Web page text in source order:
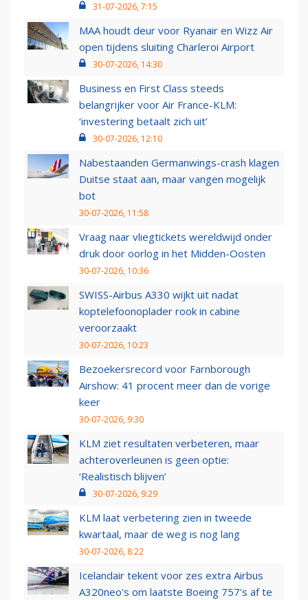
31-07-2026, 7:15
MAA houdt deur voor Ryanair en Wizz Air
open tijdens sluiting Charleroi Airport
30-07-2026, 14:30
Business en First Class steeds
belangrijker voor Air France-KLM:
‘investering betaalt zich uit’
30-07-2026, 12:10
Nabestaanden Germanwings-crash klagen
Duitse staat aan, maar vangen mogelijk
bot
30-07-2026, 11:58
Vraag naar vliegtickets wereldwijd onder
druk door oorlog in het Midden-Oosten
30-07-2026, 10:36
SWISS-Airbus A330 wijkt uit nadat
koptelefoonoplader rook in cabine
veroorzaakt
30-07-2026, 10:23
Bezoekersrecord voor Farnborough
Airshow: 41 procent meer dan de vorige
keer
30-07-2026, 9:30
KLM ziet resultaten verbeteren, maar
achteroverleunen is geen optie:
‘Realistisch blijven’
30-07-2026, 9:29
KLM laat verbetering zien in tweede
kwartaal, maar de weg is nog lang
30-07-2026, 8:22
Icelandair tekent voor zes extra Airbus
A320neo's om laatste Boeing 757's af te